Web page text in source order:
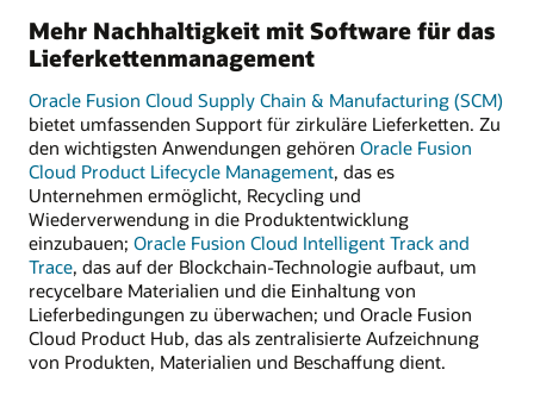
Mehr Nachhaltigkeit mit Software für das
Lieferkettenmanagement
Oracle Fusion Cloud Supply Chain & Manufacturing (SCM)
bietet umfassenden Support für zirkuläre Lieferketten. Zu
den wichtigsten Anwendungen gehören Oracle Fusion
Cloud Product Lifecycle Management, das es
Unternehmen ermöglicht, Recycling und
Wiederverwendung in die Produktentwicklung
einzubauen; Oracle Fusion Cloud Intelligent Track and
Trace, das auf der Blockchain-Technologie aufbaut, um
recycelbare Materialien und die Einhaltung von
Lieferbedingungen zu überwachen; und Oracle Fusion
Cloud Product Hub, das als zentralisierte Aufzeichnung
von Produkten, Materialien und Beschaffung dient.